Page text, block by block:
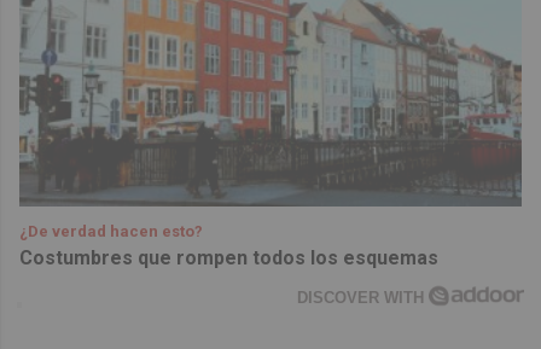
¿De verdad hacen esto?
Costumbres que rompen todos los esquemas
DISCOVER WITH